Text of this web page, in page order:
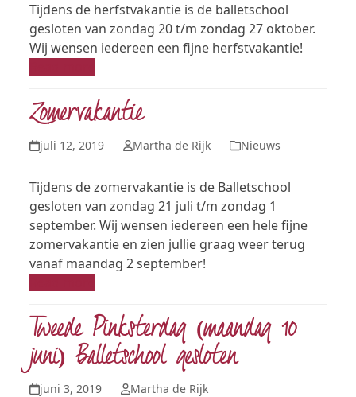
Tijdens de herfstvakantie is de balletschool
gesloten van zondag 20 t/m zondag 27 oktober.
Wij wensen iedereen een fijne herfstvakantie!
Zomervakantie
juli 12, 2019 Martha de Rijk Nieuws
Tijdens de zomervakantie is de Balletschool
gesloten van zondag 21 juli t/m zondag 1
september. Wij wensen iedereen een hele fijne
zomervakantie en zien jullie graag weer terug
vanaf maandag 2 september!
Tweede Pinksterdag (maandag 10
juni) Balletschool gesloten
juni 3, 2019
Martha de Rijk